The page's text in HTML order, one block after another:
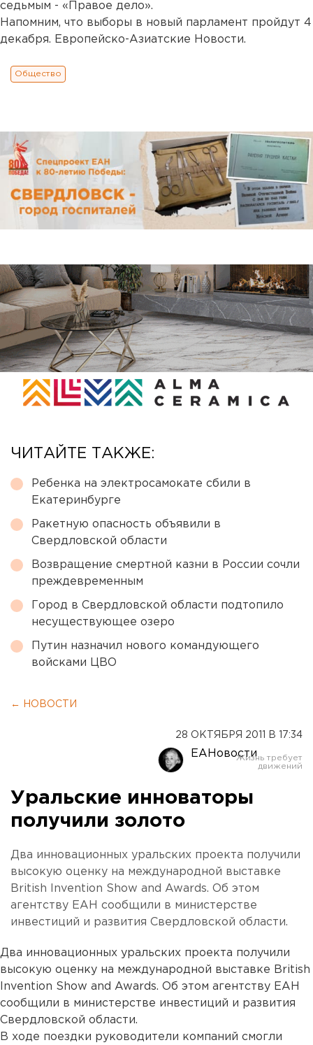
седьмым - «Правое дело».
Напомним, что выборы в новый парламент пройдут 4
декабря. Европейско-Азиатские Новости.
Общество
ЧИТАЙТЕ ТАКЖЕ:
Ребенка на электросамокате сбили в
Екатеринбурге
Ракетную опасность объявили в
Свердловской области
Возвращение смертной казни в России сочли
преждевременным
Город в Свердловской области подтопило
несуществующее озеро
Путин назначил нового командующего
войсками ЦВО
← НОВОСТИ
28 ОКТЯБРЯ 2011 В 17:34
ЕАНовости
Уральские инноваторы
получили золото
Два инновационных уральских проекта получили
высокую оценку на международной выставке
British Invention Show and Awards. Об этом
агентству ЕАН сообщили в министерстве
инвестиций и развития Свердловской области.
Два инновационных уральских проекта получили
высокую оценку на международной выставке British
Invention Show and Awards. Об этом агентству ЕАН
сообщили в министерстве инвестиций и развития
Свердловской области.
В ходе поездки руководители компаний смогли